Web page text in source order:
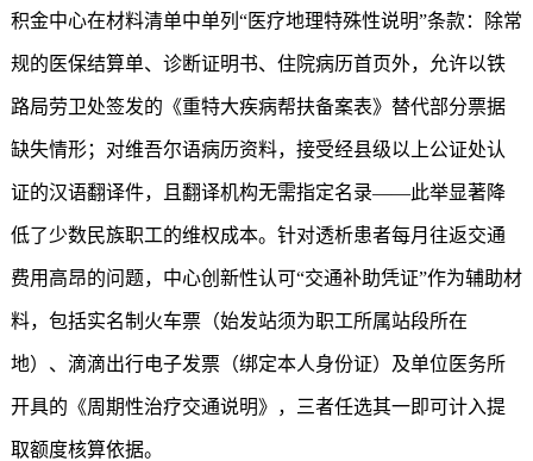
积金中心在材料清单中单列“医疗地理特殊性说明”条款：除常
规的医保结算单、诊断证明书、住院病历首页外，允许以铁
路局劳卫处签发的《重特大疾病帮扶备案表》替代部分票据
缺失情形；对维吾尔语病历资料，接受经县级以上公证处认
证的汉语翻译件，且翻译机构无需指定名录——此举显著降
低了少数民族职工的维权成本。针对透析患者每月往返交通
费用高昂的问题，中心创新性认可“交通补助凭证”作为辅助材
料，包括实名制火车票（始发站须为职工所属站段所在
地）、滴滴出行电子发票（绑定本人身份证）及单位医务所
开具的《周期性治疗交通说明》，三者任选其一即可计入提
取额度核算依据。